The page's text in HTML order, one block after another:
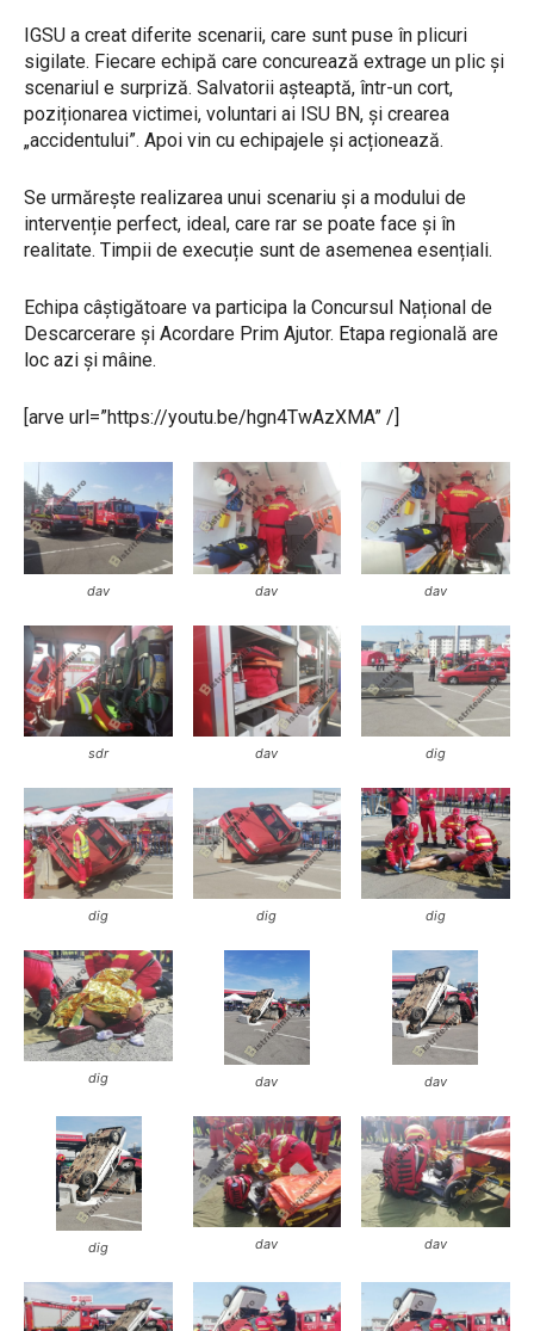
IGSU a creat diferite scenarii, care sunt puse în plicuri
sigilate. Fiecare echipă care concurează extrage un plic și
scenariul e surpriză. Salvatorii așteaptă, într-un cort,
poziționarea victimei, voluntari ai ISU BN, și crearea
„accidentului”. Apoi vin cu echipajele și acționează.
Se urmărește realizarea unui scenariu și a modului de
intervenție perfect, ideal, care rar se poate face și în
realitate. Timpii de execuție sunt de asemenea esențiali.
Echipa câștigătoare va participa la Concursul Național de
Descarcerare și Acordare Prim Ajutor. Etapa regională are
loc azi și mâine.
[arve url=”https://youtu.be/hgn4TwAzXMA” /]
dav dav dav
sdr dav dig
dig dig dig
dig dav dav
dig dav dav